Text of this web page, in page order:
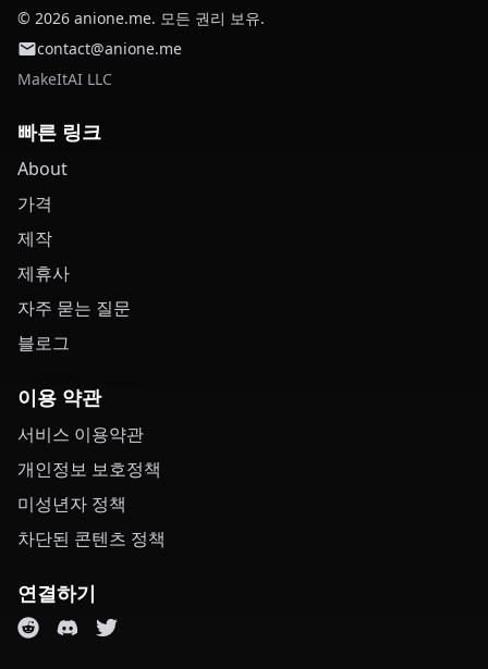
© 2026 anione.me. 모든 권리 보유.
contact@anione.me
MakeItAI LLC
빠른 링크
About
가격
제작
제휴사
자주 묻는 질문
블로그
이용 약관
서비스 이용약관
개인정보 보호정책
미성년자 정책
차단된 콘텐츠 정책
연결하기